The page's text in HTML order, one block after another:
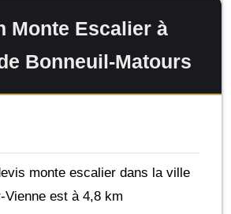
Monte Escalier à
Bonneuil-Matours
monte escalier dans la ville
Vienne est à 4,8 km